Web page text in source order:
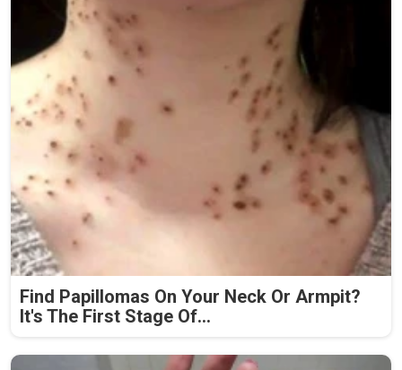
Find Papillomas On Your Neck Or Armpit?
It's The First Stage Of...